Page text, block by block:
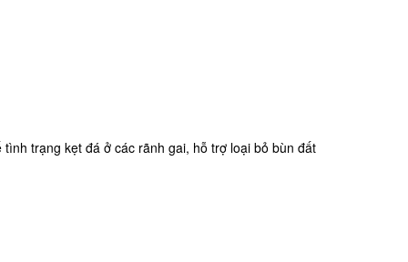
trạng kẹt đá ở các rãnh gai, hỗ trợ loại bỏ bùn đất